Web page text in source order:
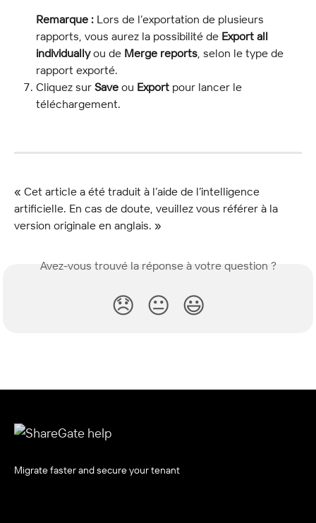
Remarque : Lors de l’exportation de plusieurs
rapports, vous aurez la possibilité de Export all
individually ou de Merge reports , selon le type de
rapport exporté.
Cliquez sur Save ou Export pour lancer le
téléchargement.
« Cet article a été traduit à l’aide de l’intelligence
artificielle. En cas de doute, veuillez vous référer à la
version originale en anglais. »
Avez-vous trouvé la réponse à votre question ?
😞 😐 😃
Migrate faster and secure your tenant